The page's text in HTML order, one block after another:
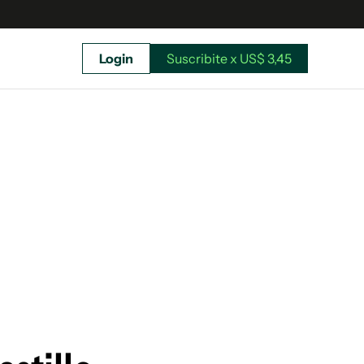
Login Suscribite x US$ 3,45